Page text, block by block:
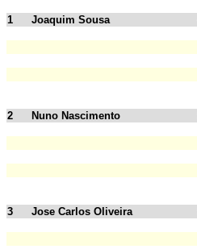
1 Joaquim Sousa
2 Nuno Nascimento
3 Jose Carlos Oliveira